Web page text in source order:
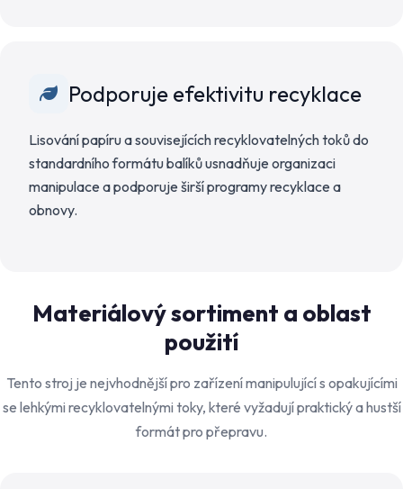
Podporuje efektivitu recyklace
Lisování papíru a souvisejících recyklovatelných toků do
standardního formátu balíků usnadňuje organizaci
manipulace a podporuje širší programy recyklace a
obnovy.
Materiálový sortiment a oblast
použití
Tento stroj je nejvhodnější pro zařízení manipulující s opakujícími
se lehkými recyklovatelnými toky, které vyžadují praktický a hustší
formát pro přepravu.